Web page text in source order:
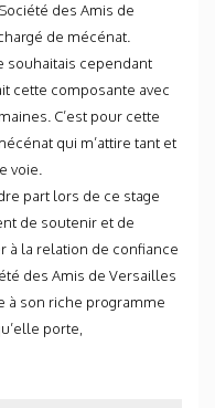
des Amis de
de mécénat.
souhaitais cependant
cette composante avec
C’est pour cette
qui m’attire tant et
voie.
part lors de ce stage
de soutenir et de
à la relation de confiance
des Amis de Versailles
à son riche programme
porte,